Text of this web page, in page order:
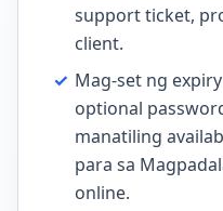
support ticket,
client.
✓ Mag-set ng
optional
manatiling
para sa
online.